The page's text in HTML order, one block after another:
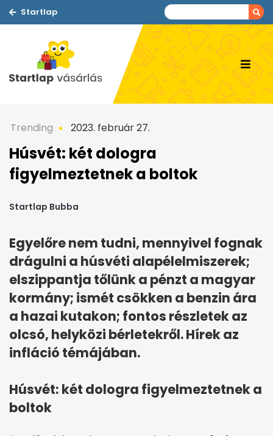
Startlap
Trending 2023. február 27.
Húsvét: két dologra
figyelmeztetnek a boltok
Startlap Bubba
Egyelőre nem tudni, mennyivel fognak
drágulni a húsvéti alapélelmiszerek;
elszippantja tőlünk a pénzt a magyar
kormány; ismét csökken a benzin ára
a hazai kutakon; fontos részletek az
olcsó, helyközi bérletekről. Hírek az
infláció témájában.
Húsvét: két dologra figyelmeztetnek a
boltok